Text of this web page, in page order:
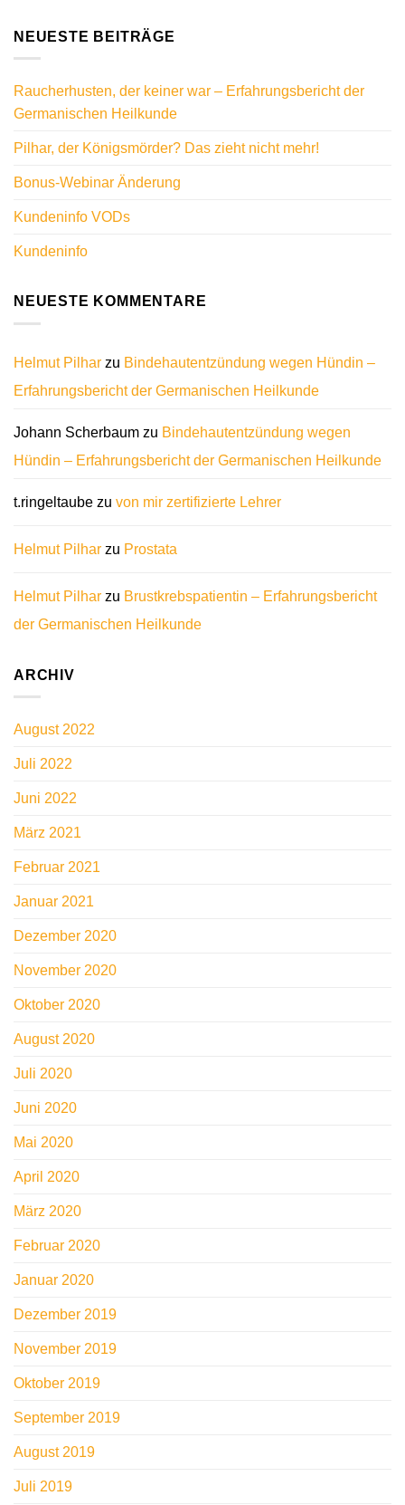
NEUESTE BEITRÄGE
Raucherhusten, der keiner war – Erfahrungsbericht der
Germanischen Heilkunde
Pilhar, der Königsmörder? Das zieht nicht mehr!
Bonus-Webinar Änderung
Kundeninfo VODs
Kundeninfo
NEUESTE KOMMENTARE
Helmut Pilhar zu Bindehautentzündung wegen Hündin –
Erfahrungsbericht der Germanischen Heilkunde
Johann Scherbaum zu Bindehautentzündung wegen
Hündin – Erfahrungsbericht der Germanischen Heilkunde
t.ringeltaube zu von mir zertifizierte Lehrer
Helmut Pilhar zu Prostata
Helmut Pilhar zu Brustkrebspatientin – Erfahrungsbericht
der Germanischen Heilkunde
ARCHIV
August 2022
Juli 2022
Juni 2022
März 2021
Februar 2021
Januar 2021
Dezember 2020
November 2020
Oktober 2020
August 2020
Juli 2020
Juni 2020
Mai 2020
April 2020
März 2020
Februar 2020
Januar 2020
Dezember 2019
November 2019
Oktober 2019
September 2019
August 2019
Juli 2019